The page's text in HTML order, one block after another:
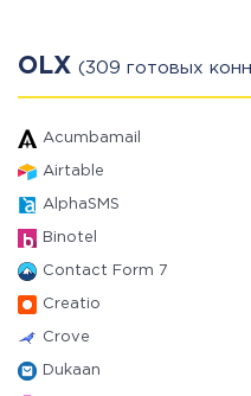
OLX (309 готовых
Acumbamail
Airtable
AlphaSMS
Binotel
Contact Form 7
Creatio
Crove
Dukaan